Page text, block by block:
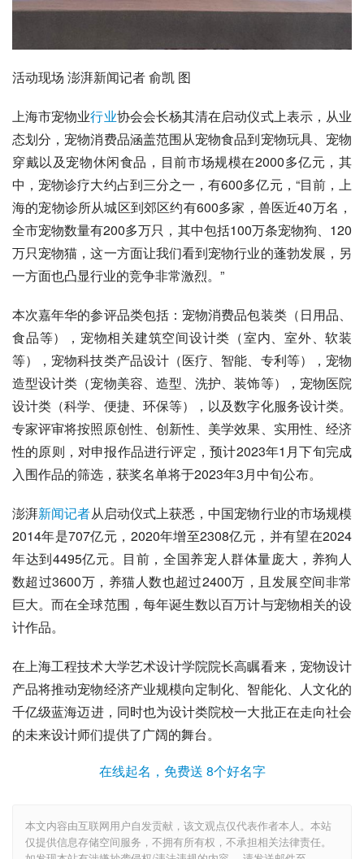
活动现场 澎湃新闻记者 俞凯 图
上海市宠物业行业协会会长杨其清在启动仪式上表示，从业
态划分，宠物消费品涵盖范围从宠物食品到宠物玩具、宠物
穿戴以及宠物休闲食品，目前市场规模在2000多亿元，其
中，宠物诊疗大约占到三分之一，有600多亿元，“目前，上
海的宠物诊所从城区到郊区约有600多家，兽医近40万名，
全市宠物数量有200多万只，其中包括100万条宠物狗、120
万只宠物猫，这一方面让我们看到宠物行业的蓬勃发展，另
一方面也凸显行业的竞争非常激烈。”
本次嘉年华的参评品类包括：宠物消费品包装类（日用品、
食品等），宠物相关建筑空间设计类（室内、室外、软装
等），宠物科技类产品设计（医疗、智能、专利等），宠物
造型设计类（宠物美容、造型、洗护、装饰等）， 宠物医院
设计类（科学、便捷、环保等），以及数字化服务设计类。
专家评审将按照原创性、创新性、美学效果、实用性、经济
性的原则，对申报作品进行评定，预计2023年1月下旬完成
入围作品的筛选，获奖名单将于2023年3月中旬公布。
澎湃新闻记者从启动仪式上获悉，中国宠物行业的市场规模
2014年是707亿元，2020年增至2308亿元，并有望在2024
年达到4495亿元。目前，全国养宠人群体量庞大，养狗人
数超过3600万，养猫人数也超过2400万，且发展空间非常
巨大。而在全球范围，每年诞生数以百万计与宠物相关的设
计作品。
在上海工程技术大学艺术设计学院院长高瞩看来，宠物设计
产品将推动宠物经济产业规模向定制化、智能化、人文化的
千亿级蓝海迈进，同时也为设计类院校一大批正在走向社会
的未来设计师们提供了广阔的舞台。
在线起名，免费送 8个好名字
本文内容由互联网用户自发贡献，该文观点仅代表作者本人。本站
仅提供信息存储空间服务，不拥有所有权，不承担相关法律责任。